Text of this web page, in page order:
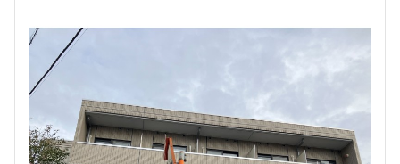
選び方を変更する
検索対象お部屋数
4件